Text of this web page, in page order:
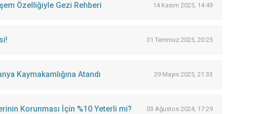
Özelliğiyle Gezi Rehberi 14 Kasım 2025, 14:49
31 Temmuz 2025, 20:25
Kaymakamlığına Atandı 29 Mayıs 2025, 21:33
Korunması İçin %10 Yeterli mi? 03 Ağustos 2024, 17:29